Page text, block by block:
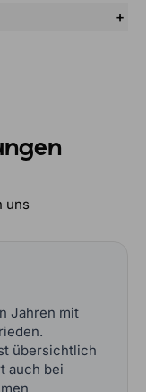
uns
Jahren mit
übersichtlich
auch bei